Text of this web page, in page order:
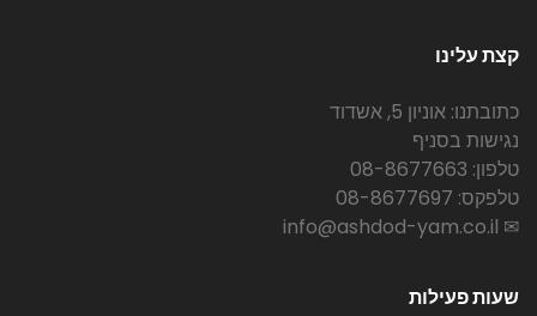
קצת עלינו
כתובתנו: אוניון 5, אשדוד
נגישות בסניף
טלפון: 08-8677663
טלפקס: 08-8677697
✉ info@ashdod-yam.co.il
שעות פעילות